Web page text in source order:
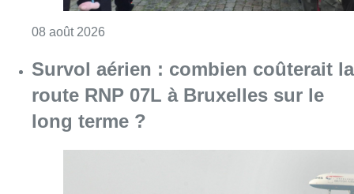
08 août 2026
Survol aérien : combien coûterait la
route RNP 07L à Bruxelles sur le
long terme ?